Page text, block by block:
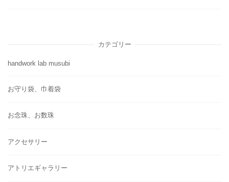
カテゴリー
handwork lab musubi
お守り袋、巾着袋
お念珠、お数珠
アクセサリー
アトリエギャラリー